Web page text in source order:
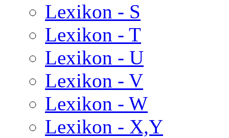
Lexikon - S
Lexikon - T
Lexikon - U
Lexikon - V
Lexikon - W
Lexikon - X,Y